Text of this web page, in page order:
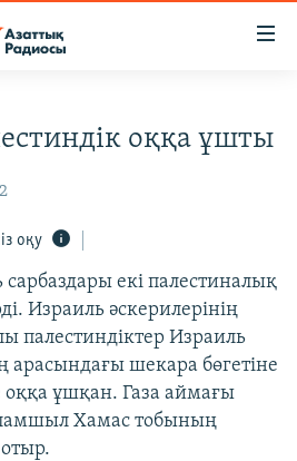
оққа ұшты
оқу
сарбаздары екі палестиналық
Израиль әскерилерінің
палестиндіктер Израиль
арасындағы шекара бөгетіне
ұшқан. Газа аймағы
Хамас тобының